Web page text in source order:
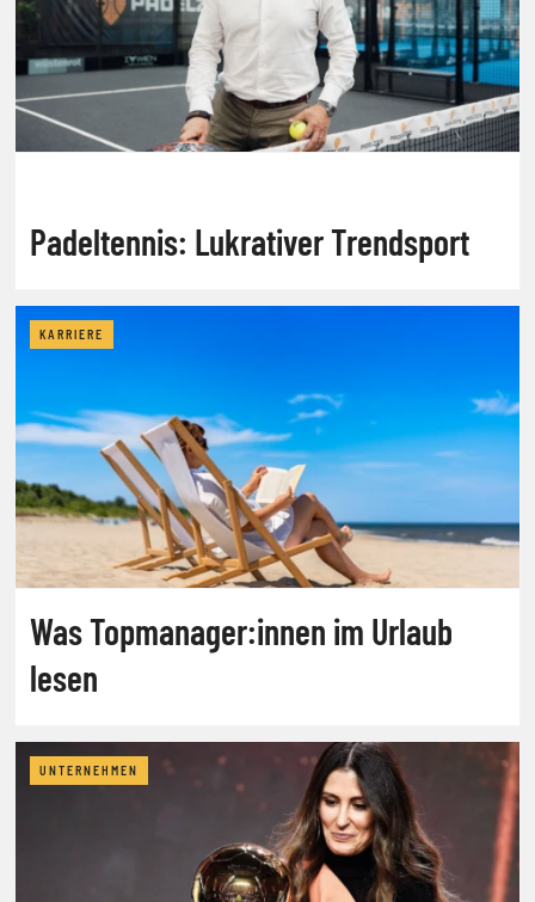
Padeltennis: Lukrativer Trendsport
KARRIERE
Was Topmanager:innen im Urlaub
lesen
UNTERNEHMEN